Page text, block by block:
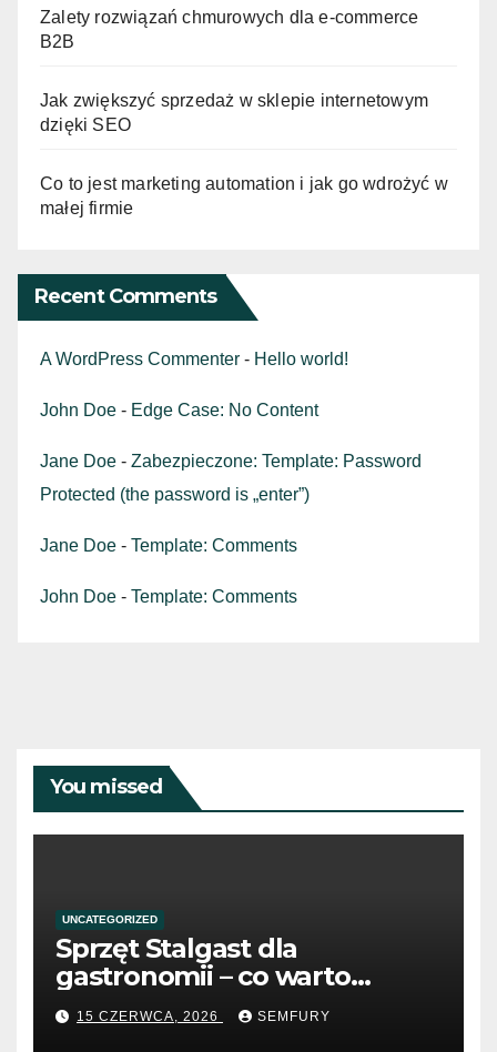
Zalety rozwiązań chmurowych dla e-commerce
B2B
Jak zwiększyć sprzedaż w sklepie internetowym
dzięki SEO
Co to jest marketing automation i jak go wdrożyć w
małej firmie
Recent Comments
A WordPress Commenter - Hello world!
John Doe - Edge Case: No Content
Jane Doe - Zabezpieczone: Template: Password
Protected (the password is „enter”)
Jane Doe - Template: Comments
John Doe - Template: Comments
You missed
UNCATEGORIZED
Sprzęt Stalgast dla
gastronomii – co warto
wiedzieć przed zakupem?
15 CZERWCA, 2026 SEMFURY